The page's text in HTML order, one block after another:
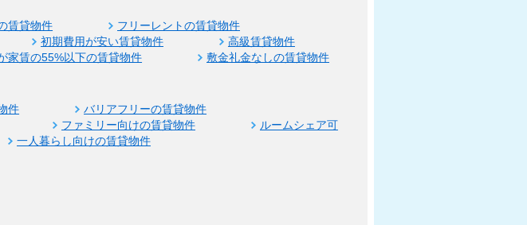
賃貸物件
フリーレントの賃貸物件
初期費用が安い賃貸物件
高級賃貸物件
家賃の55%以下の賃貸物件 敷金礼金なしの賃貸物件
件
バリアフリーの賃貸物件
ファミリー向けの賃貸物件
ルームシェア可
一人暮らし向けの賃貸物件